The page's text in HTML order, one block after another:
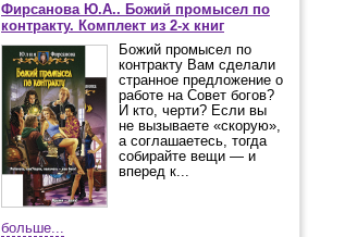
Фирсанова Ю.А.. Божий промысел по
контракту. Комплект из 2-х книг
Божий промысел по
контракту Вам сделали
странное предложение о
работе на Совет богов?
И кто, черти? Если вы
не вызываете «скорую»,
а соглашаетесь, тогда
собирайте вещи — и
вперед к...
больше...